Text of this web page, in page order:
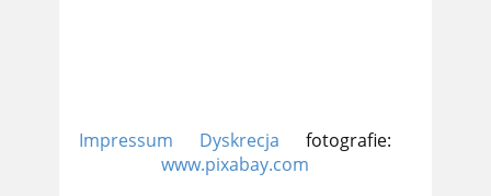
Impressum Dyskrecja fotografie:
www.pixabay.com